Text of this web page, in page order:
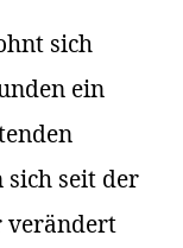
sich
ein
sich seit der
verändert